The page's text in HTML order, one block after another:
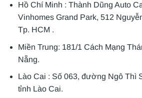
Hồ Chí Minh : Thành Dũng Auto
Vinhomes Grand Park, 512
Tp. HCM .
Miền Trung: 181/1 Cách Mạng
Nẵng.
Lào Cai : Số 063, đường Ngô Thì
tỉnh Lào Cai.